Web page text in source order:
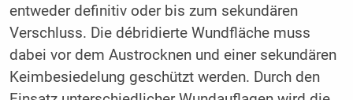
entweder definitiv oder bis zum sekundären
Verschluss. Die débridierte Wundfläche muss
dabei vor dem Austrocknen und einer sekundären
Keimbesiedelung geschützt werden. Durch den